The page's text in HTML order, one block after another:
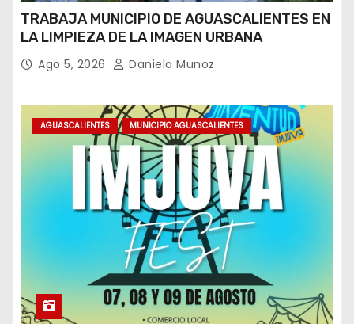
TRABAJA MUNICIPIO DE AGUASCALIENTES EN
LA LIMPIEZA DE LA IMAGEN URBANA
Ago 5, 2026 Daniela Munoz
AGUASCALIENTES MUNICIPIO AGUASCALIENTES